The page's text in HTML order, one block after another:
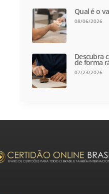
Qual é o
08/06/2026
Descubra
de forma
07/23/2026